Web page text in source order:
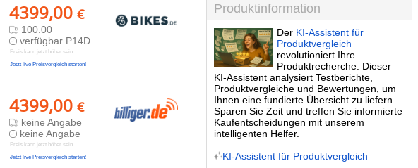
4399,00 €
100.00
verfügbar P14D
Preis kann jetzt höher sein
Jetzt live Preisvergleich starten!
4399,00 €
keine Angabe
keine Angabe
Preis kann jetzt höher sein
Jetzt live Preisvergleich starten!
Produktinformation
Der KI-Assistent für
Produktvergleich
revolutioniert Ihre
Produktrecherche. Dieser
KI-Assistent analysiert Testberichte,
Produktvergleiche und Bewertungen, um
Ihnen eine fundierte Übersicht zu liefern.
Sparen Sie Zeit und treffen Sie informierte
Kaufentscheidungen mit unserem
intelligenten Helfer.
KI-Assistent für Produktvergleich